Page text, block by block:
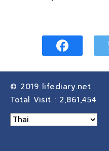
© 2019 lifediary.net
Total Visit : 2,861,454